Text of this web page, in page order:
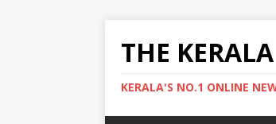
THE
KERALA'S NO.1 ONLINE